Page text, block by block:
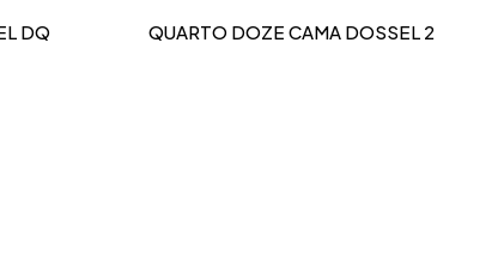
DQ
QUARTO DOZE CAMA DOSSEL 2